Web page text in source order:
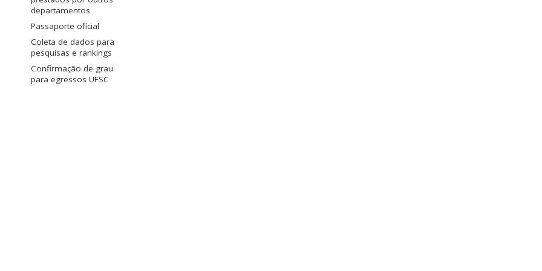
departamentos
Passaporte oficial
Coleta de dados para
pesquisas e rankings
Confirmação de grau
para egressos UFSC